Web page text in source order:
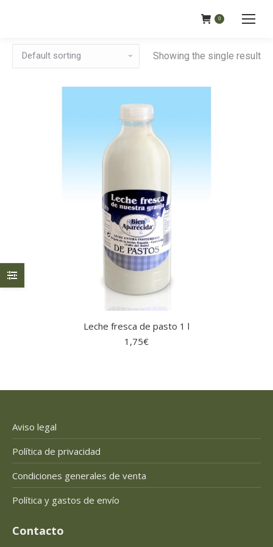
0
Showing the single result
Leche fresca de pasto 1 l
1,75€
Aviso legal
Política de privacidad
Condiciones generales de venta
Política y gastos de envío
Contacto